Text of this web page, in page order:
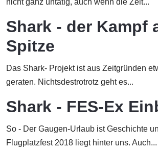
Shark - der Kampf
Spitze
Das Shark- Projekt ist aus Zeitgründen
geraten. Nichtsdestrotrotz geht es...
Shark - FES-Ex
So - Der Gaugen-Urlaub ist Geschichte
Flugplatzfest 2018 liegt hinter uns. Auch...